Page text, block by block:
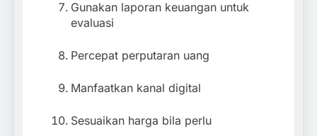
Gunakan laporan keuangan untuk
evaluasi
Percepat perputaran uang
Manfaatkan kanal digital
Sesuaikan harga bila perlu